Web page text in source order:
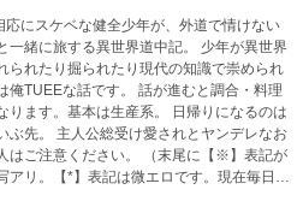
応にスケベな健全少年が、外道で情けない
旅する異世界道中記。 少年が異世界
られたり掘られたり現代の知識で崇められ
俺TUEEな話です。 話が進むと調合・料理
ります。基本は生産系。 日帰りになるのは
とヤンデレなお
はご注意ください。 （末尾に【※】表記が
アリ。【*】表記は微エロです。現在毎日更
付変更前に更新） ※他サイトでも掲載中。